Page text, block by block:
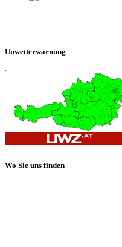
Unwetterwarnung
Wo Sie uns finden